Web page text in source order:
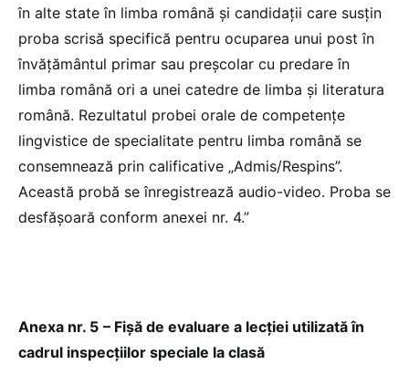
în alte state în limba română şi candidaţii care susţin
proba scrisă specifică pentru ocuparea unui post în
învăţământul primar sau preşcolar cu predare în
limba română ori a unei catedre de limba şi literatura
română. Rezultatul probei orale de competenţe
lingvistice de specialitate pentru limba română se
consemnează prin calificative „Admis/Respins”.
Această probă se înregistrează audio-video. Proba se
desfăşoară conform anexei nr. 4.”
Anexa nr. 5 – Fișă de evaluare a lecției utilizată în
cadrul inspecțiilor speciale la clasă